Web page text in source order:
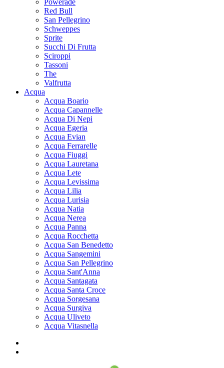
Powerade
Red Bull
San Pellegrino
Schweppes
Sprite
Succhi Di Frutta
Sciroppi
Tassoni
The
Valfrutta
Acqua
Acqua Boario
Acqua Capannelle
Acqua Di Nepi
Acqua Egeria
Acqua Evian
Acqua Ferrarelle
Acqua Fiuggi
Acqua Lauretana
Acqua Lete
Acqua Levissima
Acqua Lilia
Acqua Lurisia
Acqua Natia
Acqua Nerea
Acqua Panna
Acqua Rocchetta
Acqua San Benedetto
Acqua Sangemini
Acqua San Pellegrino
Acqua Sant'Anna
Acqua Santagata
Acqua Santa Croce
Acqua Sorgesana
Acqua Surgiva
Acqua Uliveto
Acqua Vitasnella